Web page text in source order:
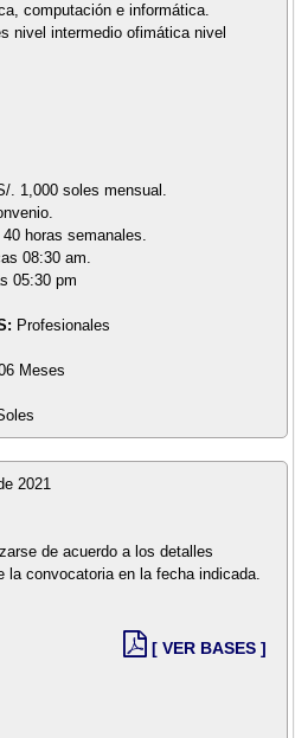
computación e informática.
nivel intermedio ofimática nivel
. 1,000 soles mensual.
horas semanales.
08:30 am.
05:30 pm
Profesionales
Meses
2021
de acuerdo a los detalles
la convocatoria en la fecha indicada.
[ VER BASES ]